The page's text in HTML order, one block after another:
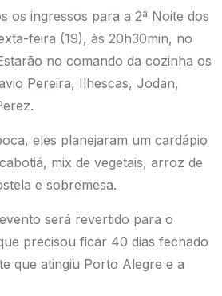
os ingressos para a 2ª Noite dos
feira (19), às 20h30min, no
no comando da cozinha os
Pereira, Ilhescas, Jodan,
eles planejaram um cardápio
mix de vegetais, arroz de
e sobremesa.
será revertido para o
precisou ficar 40 dias fechado
que atingiu Porto Alegre e a